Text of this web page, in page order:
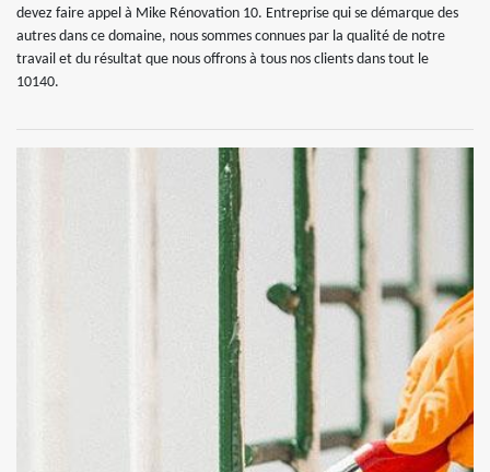
devez faire appel à Mike Rénovation 10. Entreprise qui se démarque des
autres dans ce domaine, nous sommes connues par la qualité de notre
travail et du résultat que nous offrons à tous nos clients dans tout le
10140.